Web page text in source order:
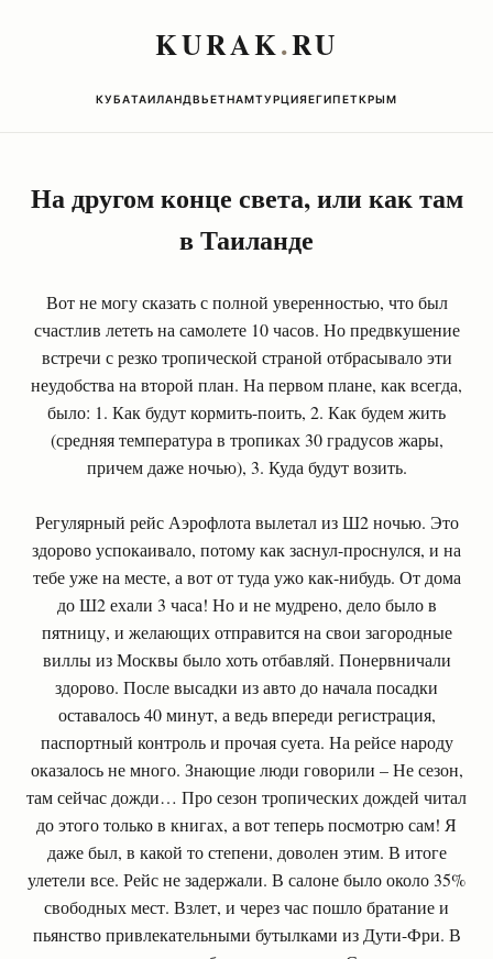
KURAK.RU
КУБАТАИЛАНДВЬЕТНАМТУРЦИЯЕГИПЕТКРЫМ
На другом конце света, или как там
в Таиланде
Вот не могу сказать с полной уверенностью, что был
счастлив лететь на самолете 10 часов. Но предвкушение
встречи с резко тропической страной отбрасывало эти
неудобства на второй план. На первом плане, как всегда,
было: 1. Как будут кормить-поить, 2. Как будем жить
(средняя температура в тропиках 30 градусов жары,
причем даже ночью), 3. Куда будут возить.
Регулярный рейс Аэрофлота вылетал из Ш2 ночью. Это
здорово успокаивало, потому как заснул-проснулся, и на
тебе уже на месте, а вот от туда ужо как-нибудь. От дома
до Ш2 ехали 3 часа! Но и не мудрено, дело было в
пятницу, и желающих отправится на свои загородные
виллы из Москвы было хоть отбавляй. Понервничали
здорово. После высадки из авто до начала посадки
оставалось 40 минут, а ведь впереди регистрация,
паспортный контроль и прочая суета. На рейсе народу
оказалось не много. Знающие люди говорили – Не сезон,
там сейчас дожди… Про сезон тропических дождей читал
до этого только в книгах, а вот теперь посмотрю сам! Я
даже был, в какой то степени, доволен этим. В итоге
улетели все. Рейс не задержали. В салоне было около 35%
свободных мест. Взлет, и через час пошло братание и
пьянство привлекательными бутылками из Дути-Фри. В